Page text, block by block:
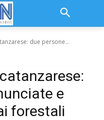
due persone...
e
forestali